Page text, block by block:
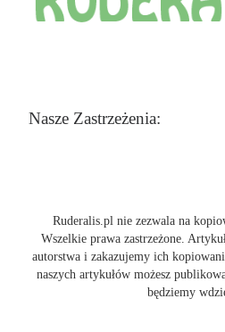
Nasze Zastrzeżenia:
Ruderalis.pl nie zezwala na
Wszelkie prawa zastrzeżone.
autorstwa i zakazujemy ich
naszych artykułów możesz
będziemy